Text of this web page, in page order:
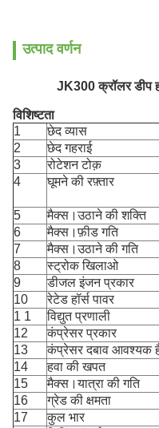
उत्पाद वर्णन
JK300 क्रॉलर डीप
विशिष्टता
1
छेद व्यास
2
छेद गहराई
3
रोटेशन टोक़
4
घूमने की रफ़्तार
5 मैक्स।उठाने की शक्ति
6
मैक्स।फ़ीड गति
7
मैक्स।उठाने की गति
8
स्ट्रोक खिलाओ
9
डीजल इंजन प्रकार
10
रेटेड हॉर्स पावर
1 1
विद्युत प्रणाली
12
कंप्रेसर प्रकार
13
कंप्रेसर दबाव आवश्यक
14
हवा की खपत
15
मैक्स।यात्रा की गति
16
ग्रेड की क्षमता
17
कुल भार